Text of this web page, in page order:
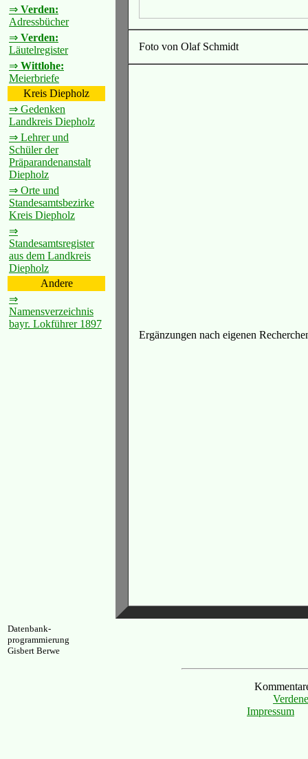
⇒ Verden:
Adressbücher
⇒ Verden:
Läutelregister
⇒ Wittlohe:
Meierbriefe
Kreis Diepholz
⇒ Gedenken
Landkreis Diepholz
⇒ Lehrer und
Schüler der
Präparandenanstalt
Diepholz
⇒ Orte und
Standesamtsbezirke
Kreis Diepholz
⇒
Standesamtsregister
aus dem Landkreis
Diepholz
Andere
⇒
Namensverzeichnis
bayr. Lokführer 1897
Foto von Olaf Schmidt
Ergänzungen nach eigenen
Datenbank-
programmierung
Gisbert Berwe
Impressum